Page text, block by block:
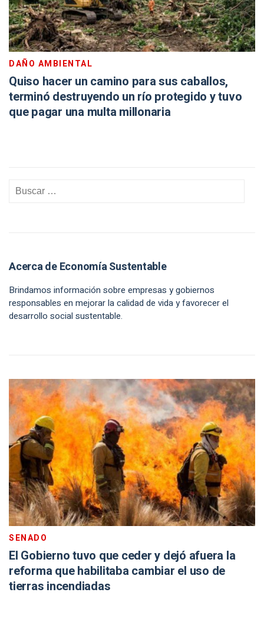
DAÑO AMBIENTAL
Quiso hacer un camino para sus caballos,
terminó destruyendo un río protegido y tuvo
que pagar una multa millonaria
Acerca de Economía Sustentable
Brindamos información sobre empresas y gobiernos
responsables en mejorar la calidad de vida y favorecer el
desarrollo social sustentable.
SENADO
El Gobierno tuvo que ceder y dejó afuera la
reforma que habilitaba cambiar el uso de
tierras incendiadas